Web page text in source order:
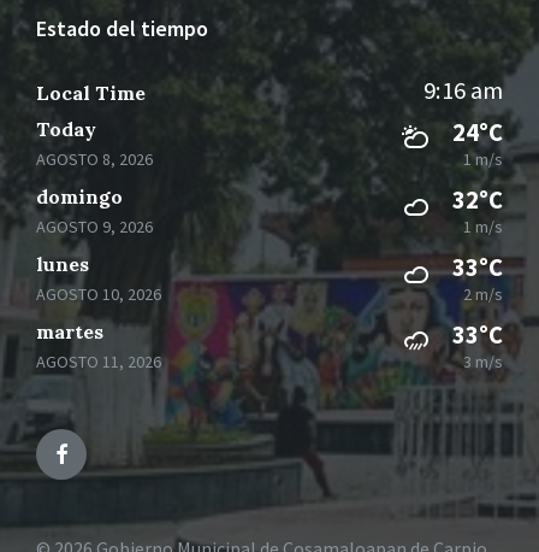
Estado del tiempo
Local Time 9:16 am
Today
AGOSTO 8, 2026
24°C
1 m/s
domingo
AGOSTO 9, 2026
32°C
1 m/s
lunes
AGOSTO 10, 2026
33°C
2 m/s
martes
AGOSTO 11, 2026
33°C
3 m/s
Facebook